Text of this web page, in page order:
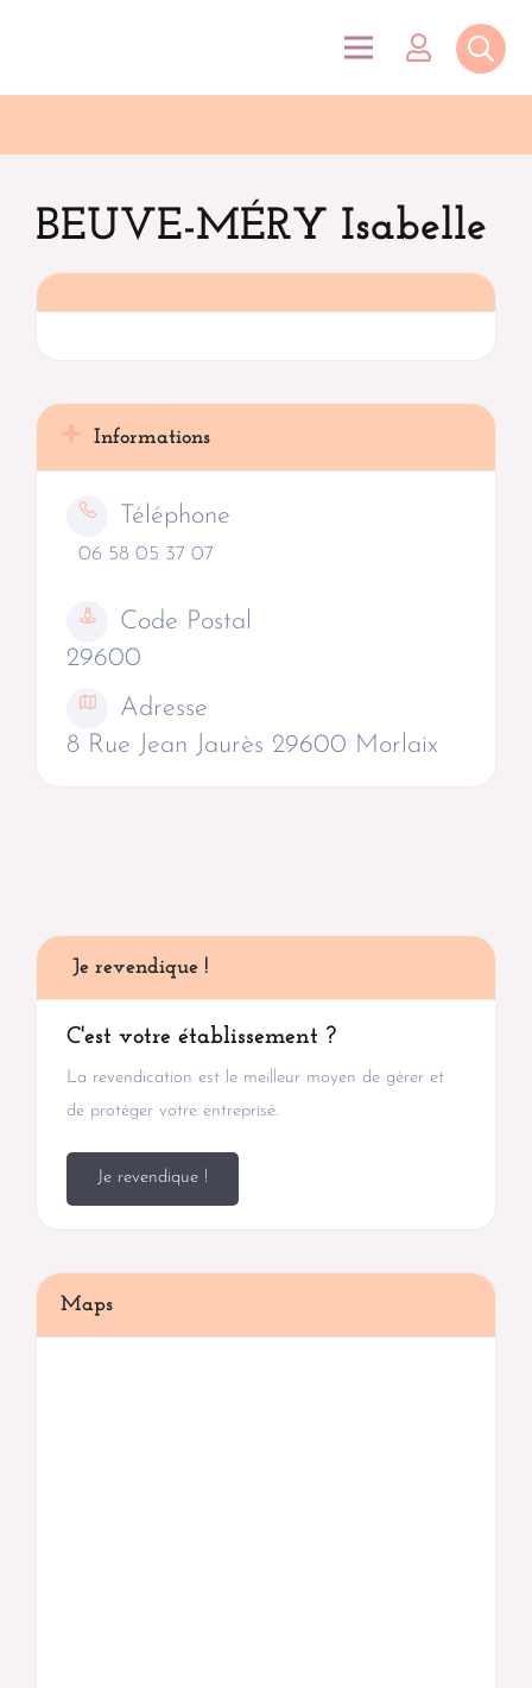
BEUVE-MÉRY Isabelle
Informations
Téléphone
06 58 05 37 07
Code Postal
29600
Adresse
8 Rue Jean Jaurès 29600 Morlaix
Je revendique !
C'est votre établissement ?
La revendication est le meilleur moyen de gérer et
de protéger votre entreprise.
Je revendique !
Maps